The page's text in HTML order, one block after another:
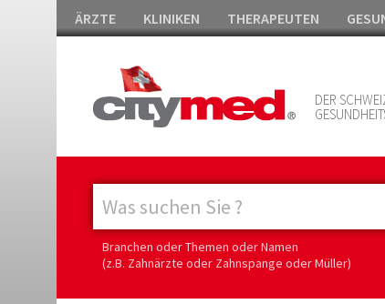
ÄRZTE KLINIKEN THERAPEUTEN
DER
Branchen oder Themen oder Namen
(z.B. Zahnärzte oder Zahnspange oder Müller)